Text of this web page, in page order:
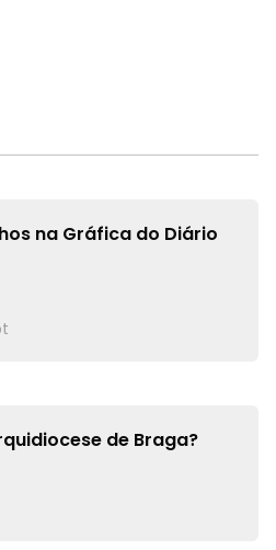
na Gráfica do Diário
de Braga?